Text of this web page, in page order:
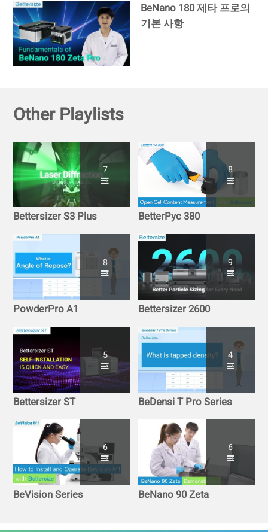
BeNano 180 제타 프로의
기본 사항
Other Playlists
7
Bettersizer S3 Plus
8
BetterPyc 380
8
PowderPro A1
9
Bettersizer 2600
5
Bettersizer ST
4
BeDensi T Pro Series
6
BeVision Series
6
BeNano 90 Zeta